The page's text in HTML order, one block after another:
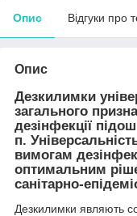
Опис Відгуки про
Опис
Дезкилимки
загального
дезінфекції
п.
вимогам
оптимальним
санітарно-
Дезкилимки являють